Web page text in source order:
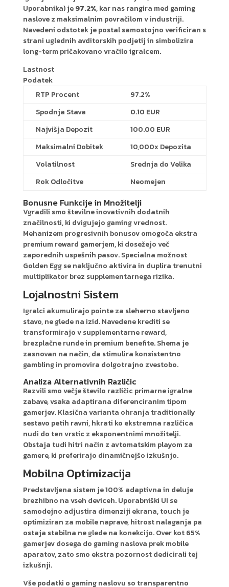
Uporabnika) je97.2%, kar nas rangira med gaming
naslove z maksimalnim povračilom v industriji.
Navedeni odstotek je postal samostojno verificiran s
strani uglednih avditorskih podjetij in simbolizira
long-term pričakovano vračilo igralcem.
Lastnost
Podatek
RTP Procent
97.2%
Spodnja Stava
0.10 EUR
Najvišja Depozit
100.00 EUR
Maksimalni Dobitek
10,000x Depozita
Volatilnost
Srednja do Velika
Rok Odločitve
Neomejen
Bonusne Funkcije in Množitelji
Vgradili smo številne inovativnih dodatnih
značilnosti, ki dvigujejo gaming vrednost.
Mehanizem progresivnih bonusov omogoča ekstra
premium reward gamerjem, ki dosežejo več
zaporednih uspešnih pasov. Specialna možnost
Golden Egg se naključno aktivira in duplira trenutni
multiplikator brez supplementarnega rizika.
Lojalnostni Sistem
Igralci akumulirajo pointe za sleherno stavljeno
stavo, ne glede na izid. Navedene krediti se
transformirajo v supplementarne reward,
brezplačne runde in premium benefite. Shema je
zasnovan na način, da stimulira konsistentno
gambling in promovira dolgotrajno zvestobo.
Analiza Alternativnih Različic
Razvili smo večje število različic primarne igralne
zabave, vsaka adaptirana diferenciranim tipom
gamerjev. Klasična varianta ohranja traditionally
sestavo petih ravni, hkrati ko ekstremna različica
nudi do ten vrstic z eksponentnimi množitelji.
Obstaja tudi hitri način z avtomatskim playom za
gamere, ki preferirajo dinamičnejšo izkušnjo.
Mobilna Optimizacija
Predstavljena sistem je 100% adaptivna in deluje
brezhibno na vseh deviceh. Uporabniški UI se
samodejno adjustira dimenziji ekrana, touch je
optimiziran za mobile naprave, hitrost nalaganja pa
ostaja stabilna ne glede na konekcijo. Over kot 65%
gamerjev dosega do gaming naslova prek mobile
aparatov, zato smo ekstra pozornost dedicirali tej
izkušnji.
Vše podatki o gaming naslovu so transparentno